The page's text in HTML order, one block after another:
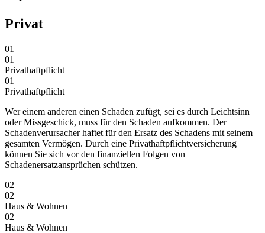
Privat
01
01
Privathaftpflicht
01
Privathaftpflicht
Wer einem anderen einen Schaden zufügt, sei es durch Leichtsinn
oder Missgeschick, muss für den Schaden aufkommen. Der
Schadenverursacher haftet für den Ersatz des Schadens mit seinem
gesamten Vermögen. Durch eine Privathaftpflichtversicherung
können Sie sich vor den finanziellen Folgen von
Schadenersatzansprüchen schützen.
02
02
Haus & Wohnen
02
Haus & Wohnen